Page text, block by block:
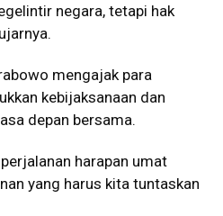
negara, tetapi hak
mengajak para
kebijaksanaan dan
depan bersama.
harapan umat
yang harus kita tuntaskan